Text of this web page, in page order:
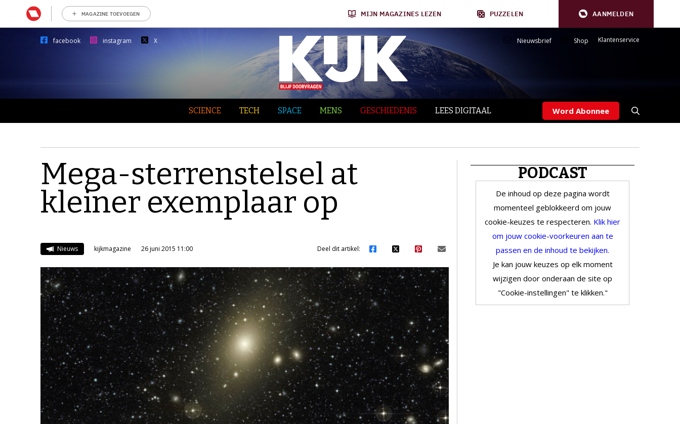
MAGAZINE TOEVOEGEN MIJN MAGAZINES LEZEN PUZZELEN AANMELDEN
facebook instagram X Nieuwsbrief Shop Klantenservice
SCIENCE TECH SPACE MENS GESCHIEDENIS LEES DIGITAAL Word Abonnee
Mega-sterrenstelsel at
kleiner exemplaar op
Nieuws kijkmagazine 26 juni 2015 11:00 Deel dit artikel:
PODCAST
De inhoud op deze pagina wordt
momenteel geblokkeerd om jouw
cookie-keuzes te respecteren. Klik hier
om jouw cookie-voorkeuren aan te
passen en de inhoud te bekijken.
Je kan jouw keuzes op elk moment
wijzigen door onderaan de site op
"Cookie-instellingen" te klikken."